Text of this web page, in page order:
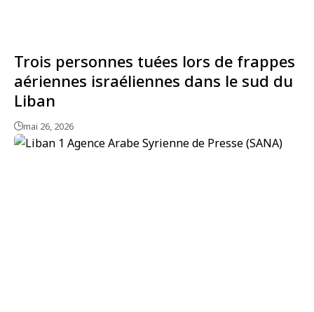
Trois personnes tuées lors de frappes
aériennes israéliennes dans le sud du
Liban
mai 26, 2026